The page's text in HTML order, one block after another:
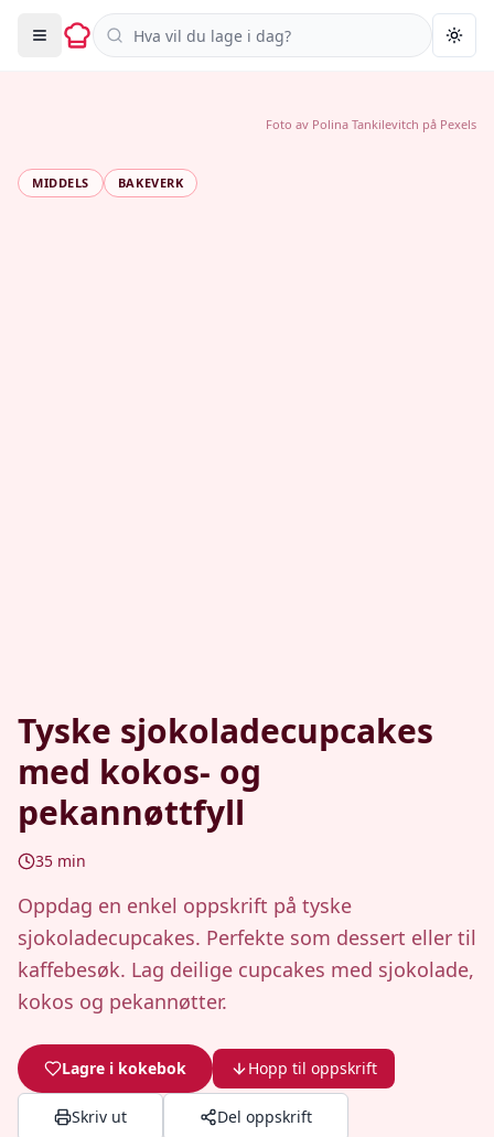
Søk i oppskrifter
MIDDELS BAKEVERK
Tyske sjokoladecupcakes
med kokos- og
pekannøttfyll
35 min
Oppdag en enkel oppskrift på tyske
sjokoladecupcakes. Perfekte som dessert eller til
kaffebesøk. Lag deilige cupcakes med sjokolade,
kokos og pekannøtter.
Lagre i kokebok Hopp til oppskrift
Skriv ut Del oppskrift
Foto av Polina Tankilevitch på Pexels